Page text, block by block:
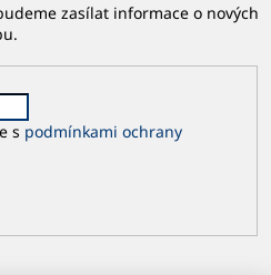
zasílat informace o nových
s podmínkami ochrany